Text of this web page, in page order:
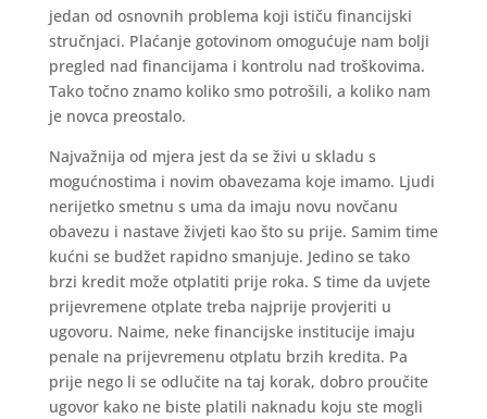
jedan od osnovnih problema koji ističu financijski
stručnjaci. Plaćanje gotovinom omogućuje nam bolji
pregled nad financijama i kontrolu nad troškovima.
Tako točno znamo koliko smo potrošili, a koliko nam
je novca preostalo.
Najvažnija od mjera jest da se živi u skladu s
mogućnostima i novim obavezama koje imamo. Ljudi
nerijetko smetnu s uma da imaju novu novčanu
obavezu i nastave živjeti kao što su prije. Samim time
kućni se budžet rapidno smanjuje. Jedino se tako
brzi kredit može otplatiti prije roka. S time da uvjete
prijevremene otplate treba najprije provjeriti u
ugovoru. Naime, neke financijske institucije imaju
penale na prijevremenu otplatu brzih kredita. Pa
prije nego li se odlučite na taj korak, dobro proučite
ugovor kako ne biste platili naknadu koju ste mogli